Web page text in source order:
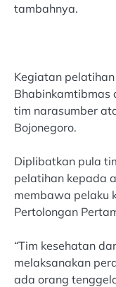
tambahnya.
Kegiatan
Bhabinkamtibmas
tim narasumber
Bojonegoro.
Diplibatkan pula
pelatihan kepada
membawa pelaku
Pertolongan
“Tim kesehatan
melaksanakan
ada orang